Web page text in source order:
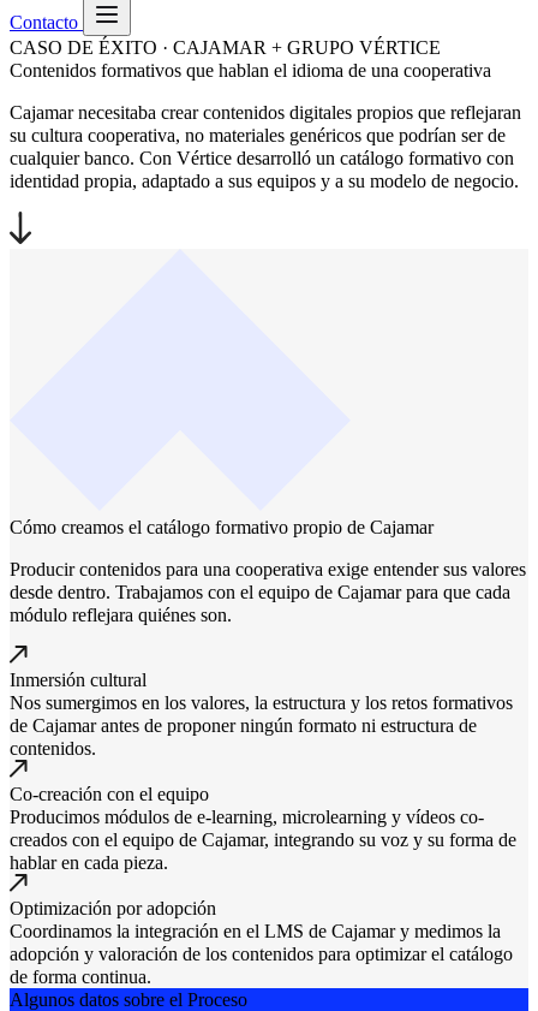
Contacto
CASO DE ÉXITO · CAJAMAR + GRUPO VÉRTICE
Contenidos formativos que hablan el idioma de una cooperativa
Cajamar necesitaba crear contenidos digitales propios que reflejaran
su cultura cooperativa, no materiales genéricos que podrían ser de
cualquier banco. Con Vértice desarrolló un catálogo formativo con
identidad propia, adaptado a sus equipos y a su modelo de negocio.
Cómo creamos el catálogo formativo propio de Cajamar
Producir contenidos para una cooperativa exige entender sus valores
desde dentro. Trabajamos con el equipo de Cajamar para que cada
módulo reflejara quiénes son.
Inmersión cultural
Nos sumergimos en los valores, la estructura y los retos formativos
de Cajamar antes de proponer ningún formato ni estructura de
contenidos.
Co-creación con el equipo
Producimos módulos de e-learning, microlearning y vídeos co-
creados con el equipo de Cajamar, integrando su voz y su forma de
hablar en cada pieza.
Optimización por adopción
Coordinamos la integración en el LMS de Cajamar y medimos la
adopción y valoración de los contenidos para optimizar el catálogo
de forma continua.
Algunos datos sobre el Proceso